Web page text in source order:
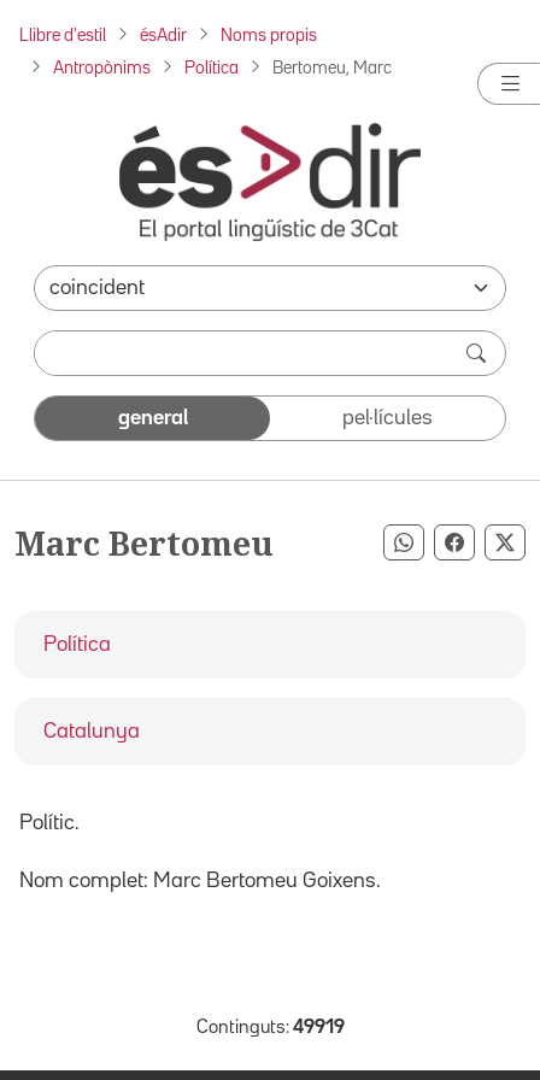
Llibre d'estil ésAdir Noms propis
Antropònims Política Bertomeu, Marc
general pel·lícules
Marc Bertomeu Compartir
Política
Catalunya
Polític.
Nom complet: Marc Bertomeu Goixens.
Continguts: 49919